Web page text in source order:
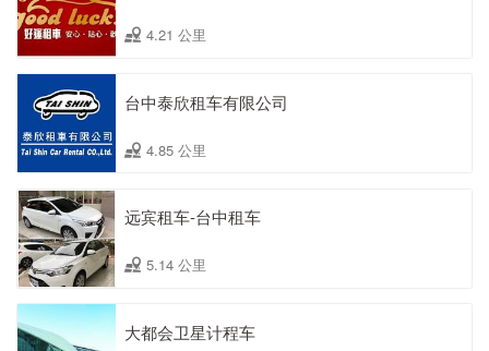
4.21 公里
台中泰欣租车有限公司
4.85 公里
远宾租车-台中租车
5.14 公里
大都会卫星计程车